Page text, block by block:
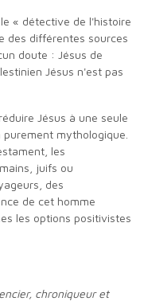
des différentes sources
doute : Jésus de
Jésus n'est pas
mythologique.
les
juifs ou
des
de cet homme
les options positivistes
chroniqueur et